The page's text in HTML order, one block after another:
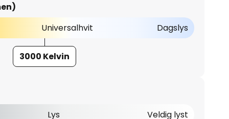
Universalhvit
Dagslys
3000 Kelvin
Lys Veldig lyst